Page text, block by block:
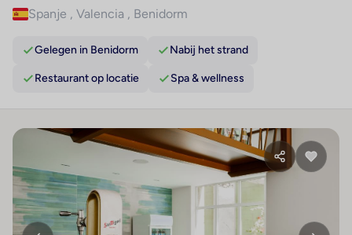
Spanje , Valencia , Benidorm
Gelegen in Benidorm Nabij het strand
Restaurant op locatie Spa & wellness